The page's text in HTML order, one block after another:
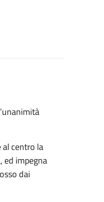
al centro la
ed impegna
dai